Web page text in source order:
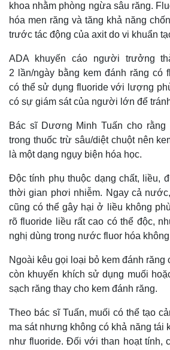
Kinh tế
Bất động sản
Thị
Giá
Tỷ giá
Giá
khoa nhằm phòng ngừa sâu răng.
hóa men răng và tăng khả năng
trước tác động của axit do vi khuẩn
ADA khuyến cáo người trưởng
2 lần/ngày bằng kem đánh răng có
có thể sử dụng fluoride với lượng
có sự giám sát của người lớn để
Bác sĩ Dương Minh Tuấn cho rằng
trong thuốc trừ sâu/diệt chuột nên
là một dạng ngụy biện hóa học.
Độc tính phụ thuộc dạng chất, liều,
thời gian phơi nhiễm. Ngay cả
cũng có thể gây hại ở liều không
rõ fluoride liều rất cao có thể độc,
nghị dùng trong nước fluor hóa
Ngoài kêu gọi loại bỏ kem đánh răng
còn khuyến khích sử dụng muối
sạch răng thay cho kem đánh răng.
Theo bác sĩ Tuấn, muối có thể tạo
ma sát nhưng không có khả năng tái
như fluoride. Đối với than hoạt tính,